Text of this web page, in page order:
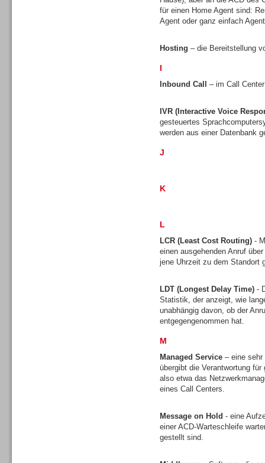
für einen Home Agent sind:
Agent oder ganz einfach
Hosting – die Bereitstellung
I
Inbound Call – im Call
IVR (Interactive Voice
gesteuertes
werden aus einer Datenbank
J
K
L
LCR (Least Cost Routing) -
einen ausgehenden Anruf
jene Uhrzeit zu dem Standort
LDT (Longest Delay Time) -
Statistik, der anzeigt, wie
unabhängig davon, ob der
entgegengenommen hat.
M
Managed Service – eine sehr
übergibt die Verantwortung
also etwa das
eines Call Centers.
Message on Hold - eine
einer ACD-Warteschleife
gestellt sind.